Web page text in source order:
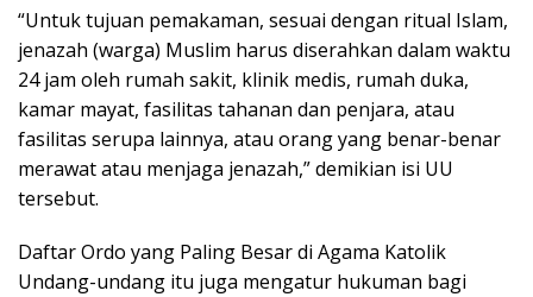
“Untuk tujuan pemakaman, sesuai dengan ritual Islam,
jenazah (warga) Muslim harus diserahkan dalam waktu
24 jam oleh rumah sakit, klinik medis, rumah duka,
kamar mayat, fasilitas tahanan dan penjara, atau
fasilitas serupa lainnya, atau orang yang benar-benar
merawat atau menjaga jenazah,” demikian isi UU
tersebut.
Daftar Ordo yang Paling Besar di Agama Katolik
Undang-undang itu juga mengatur hukuman bagi